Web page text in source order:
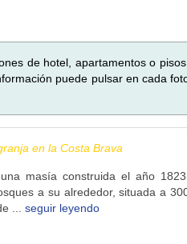
de hotel, apartamentos o pisos,
puede pulsar en cada
en la Costa Brava
masía construida el año 1823,
a su alrededor, situada a
... seguir leyendo